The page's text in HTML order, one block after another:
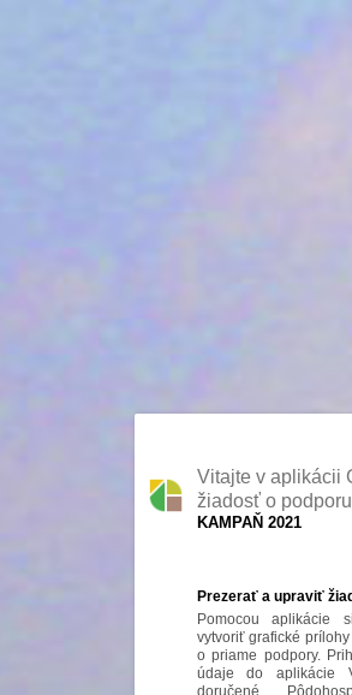
Vitajte v aplikácii
žiadosť o podporu
KAMPAŇ 2021
Prezerať a upraviť
Pomocou aplikácie
vytvoriť grafické
o priame podpory.
údaje do aplikácie
doručené